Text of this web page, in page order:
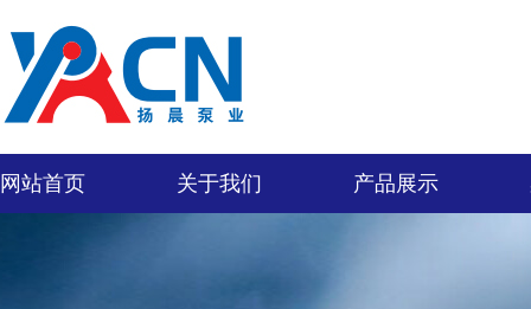
网站首页 关于我们 产品展示